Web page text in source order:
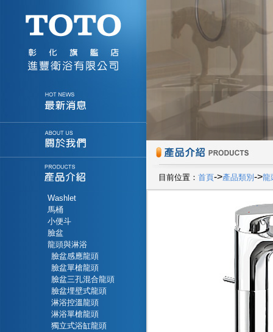
Washlet
馬桶
小便斗
臉盆
龍頭與淋浴
臉盆感應龍頭
臉盆單槍龍頭
臉盆三孔混合龍頭
臉盆埋壁式龍頭
淋浴控溫龍頭
淋浴單槍龍頭
獨立式浴缸龍頭
目前位置： 首頁->產品類別 ->龍